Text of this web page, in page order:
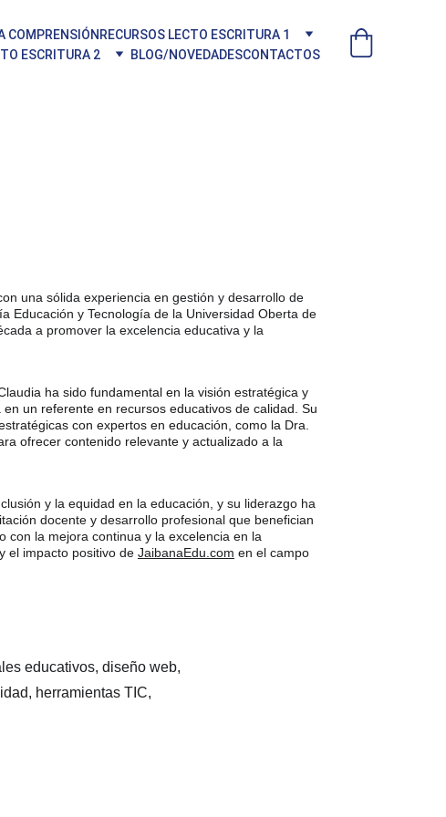
COMPRENSIÓNRECURSOS LECTO ESCRITURA 1
ESCRITURA 2
BLOG/NOVEDADESCONTACTOS
una sólida experiencia en gestión y desarrollo de
Educación y Tecnología de la Universidad Oberta de
a promover la excelencia educativa y la
Claudia ha sido fundamental en la visión estratégica y
un referente en recursos educativos de calidad. Su
con expertos en educación, como la Dra.
ofrecer contenido relevante y actualizado a la
y la equidad en la educación, y su liderazgo ha
docente y desarrollo profesional que benefician
con la mejora continua y la excelencia en la
el impacto positivo de JaibanaEdu.com en el campo
educativos, diseño web,
herramientas TIC,